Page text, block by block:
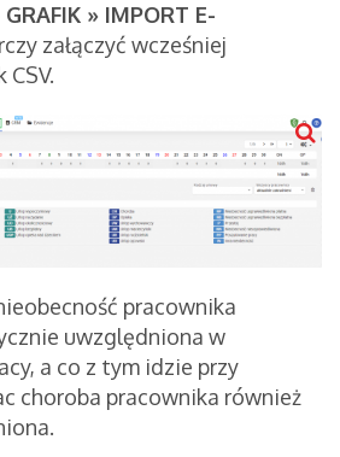
GRAFIK » IMPORT E-
załączyć wcześniej
pracownika
uwzględniona w
a co z tym idzie przy
choroba pracownika również